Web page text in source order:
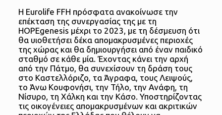
Η Eurolife FFH πρόσφατα ανακοίνωσε την
επέκταση της συνεργασίας της με τη
HOPEgenesis μέχρι το 2023, με τη δέσμευση ότι
θα υιοθετήσει δέκα απομακρυσμένες περιοχές
της χώρας και θα δημιουργήσει από έναν παιδικό
σταθμό σε κάθε μία. Έχοντας κάνει την αρχή
από την Πάτμο, θα συνεχίσουν τη δράση τους
στο Καστελλόριζο, τα Άγραφα, τους Λειψούς,
το Άνω Κουφονήσι, την Τήλο, την Ανάφη, τη
Νίσυρο, τη Χάλκη και την Κάσο. Υποστηρίζοντας
τις οικογένειες απομακρυσμένων και ακριτικών